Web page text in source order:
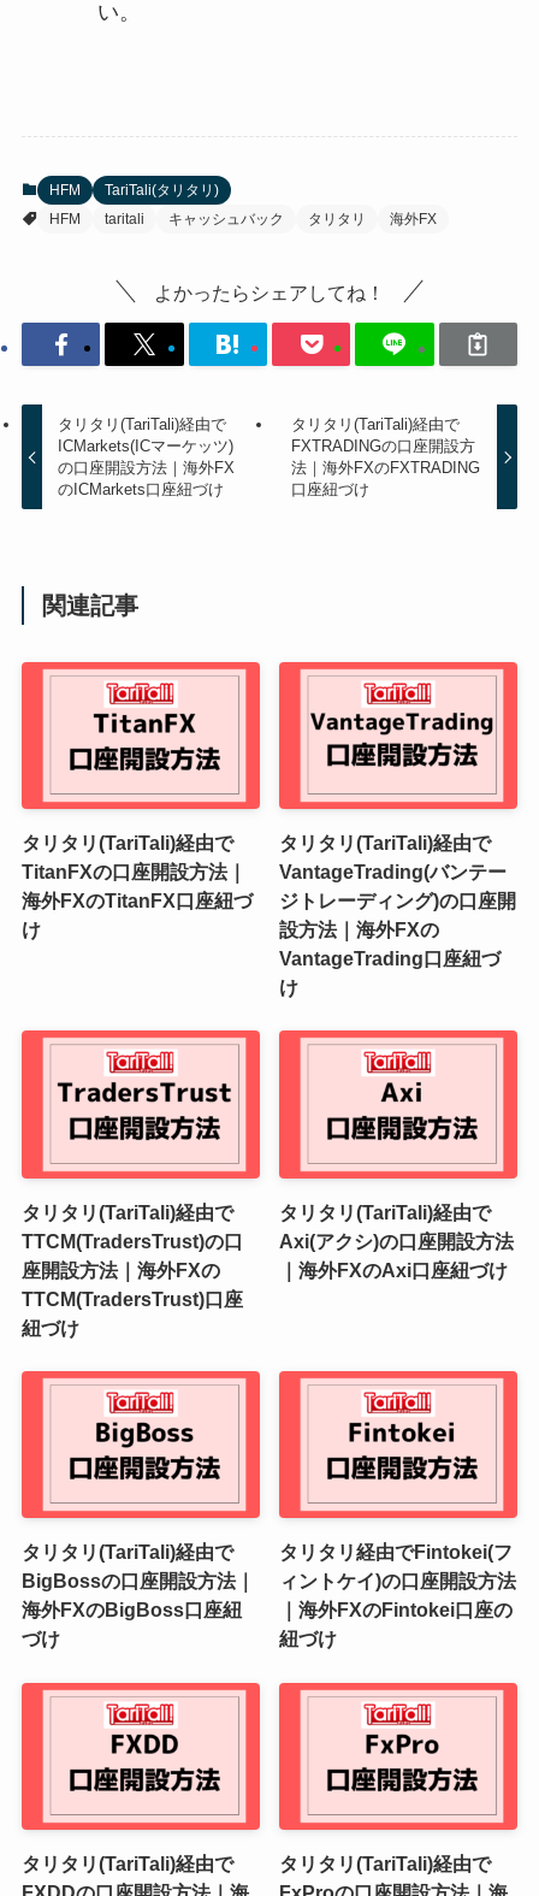
い。
HFM
TariTali(タリタリ)
HFM
taritali キャッシュバック タリタリ 海外FX
よかったらシェアしてね！
タリタリ(TariTali)経由で
ICMarkets(ICマーケッツ)
の口座開設方法｜海外FX
のICMarkets口座紐づけ
タリタリ(TariTali)経由で
FXTRADINGの口座開設方
法｜海外FXのFXTRADING
口座紐づけ
関連記事
タリタリ(TariTali)経由で
TitanFXの口座開設方法｜
海外FXのTitanFX口座紐づ
け
タリタリ(TariTali)経由で
VantageTrading(バンテー
ジトレーディング)の口座開
設方法｜海外FXの
VantageTrading口座紐づ
け
タリタリ(TariTali)経由で
TTCM(TradersTrust)の口
座開設方法｜海外FXの
TTCM(TradersTrust)口座
紐づけ
タリタリ(TariTali)経由で
Axi(アクシ)の口座開設方法
｜海外FXのAxi口座紐づけ
タリタリ(TariTali)経由で
BigBossの口座開設方法｜
海外FXのBigBoss口座紐
づけ
タリタリ経由でFintokei(フ
ィントケイ)の口座開設方法
｜海外FXのFintokei口座の
紐づけ
タリタリ(TariTali)経由で
タリタリ(TariTali)経由で